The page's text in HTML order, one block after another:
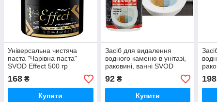
Універсальна чистяча
паста "Чарівна паста"
SVOD Effect 500 гр
168 ₴
Купити
Засіб для видалення
водного каменю в унітазі,
раковині, ванні SVOD
Effect 150 гр
92₴
Купити